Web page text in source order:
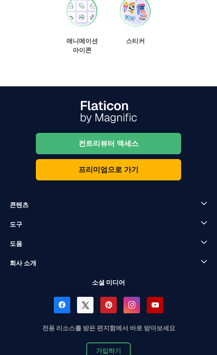
애니메이션
아이콘
스티커
컨트리뷰터 액세스
프리미엄으로 가기
콘텐츠
도구
도움
회사 소개
소셜 미디어
전용 리소스를 받은 편지함에서 바로 받아보세요
가입하기